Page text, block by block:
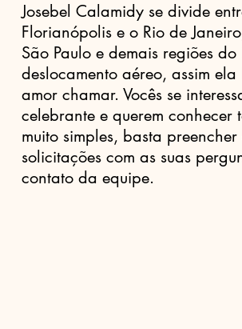
Josebel Calamidy se divide
Florianópolis e o Rio de
São Paulo e demais regiões do
deslocamento aéreo, assim
amor chamar. Vocês se
celebrante e querem conhecer
muito simples, basta
solicitações com as suas
contato da equipe.